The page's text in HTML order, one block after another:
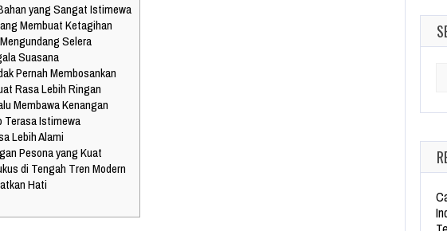
yang Sangat Istimewa
Membuat Ketagihan
Selera
Suasana
Pernah Membosankan
Rasa Lebih Ringan
Membawa Kenangan
Terasa Istimewa
Lebih Alami
Pesona yang Kuat
di Tengah Tren Modern
Hati